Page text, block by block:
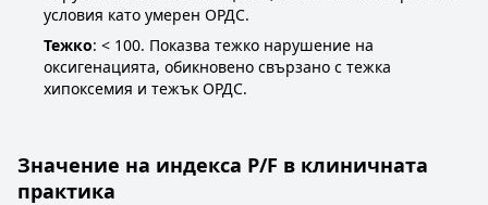
условия като умерен ОРДС.
Тежко: < 100. Показва тежко нарушение на
оксигенацията, обикновено свързано с тежка
хипоксемия и тежък ОРДС.
Значение на индекса P/F в клиничната
практика